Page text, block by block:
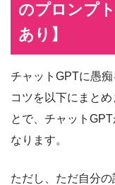
のプロンプ
あり】
チャットGPTに愚
コツを以下にまと
とで、チャット
なります。
ただし、ただ自分